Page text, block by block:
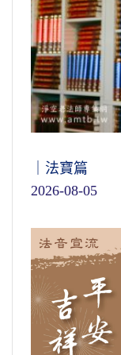
｜法寶篇
2026-08-05